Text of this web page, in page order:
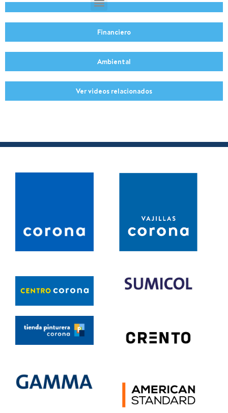
Financiero
Ambiental
Ver videos relacionados